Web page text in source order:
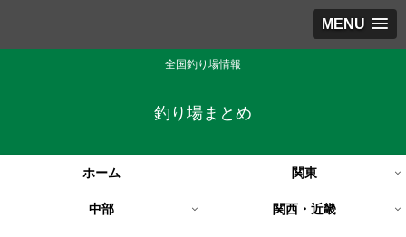
MENU
全国釣り場情報
釣り場まとめ
ホーム 関東
中部 関西・近畿